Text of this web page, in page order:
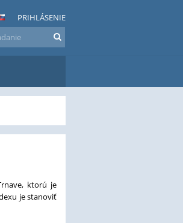
PRIHLÁSENIE
ktorú je
je stanoviť